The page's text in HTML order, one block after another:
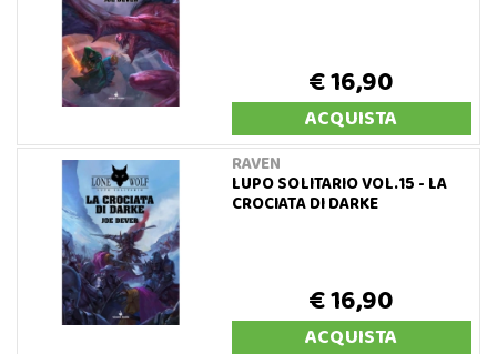
€ 16,90
ACQUISTA
RAVEN
LUPO SOLITARIO VOL.15 - LA
CROCIATA DI DARKE
€ 16,90
ACQUISTA